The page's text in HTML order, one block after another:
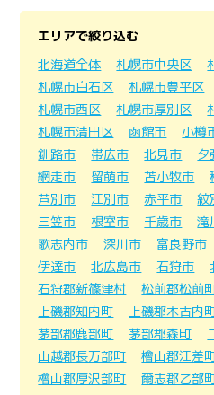
エリアで絞り込む
北海道全体
札幌市中央区
札幌市白石区
札幌市豊平区
札幌市西区
札幌市厚別区
札幌市清田区
函館市 小樽
釧路市
帯広市 北見市 夕
網走市
留萌市 苫小牧市
芦別市
江別市 赤平市 紋
三笠市
根室市 千歳市 滝
歌志内市
深川市 富良野市
伊達市
北広島市 石狩市
石狩郡新篠津村
松前郡松前
上磯郡知内町
上磯郡木古内
茅部郡鹿部町
茅部郡森町
山越郡長万部町
檜山郡江差
檜山郡厚沢部町
爾志郡乙部